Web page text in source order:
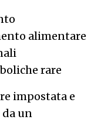
alimentare
rare
impostata e
un